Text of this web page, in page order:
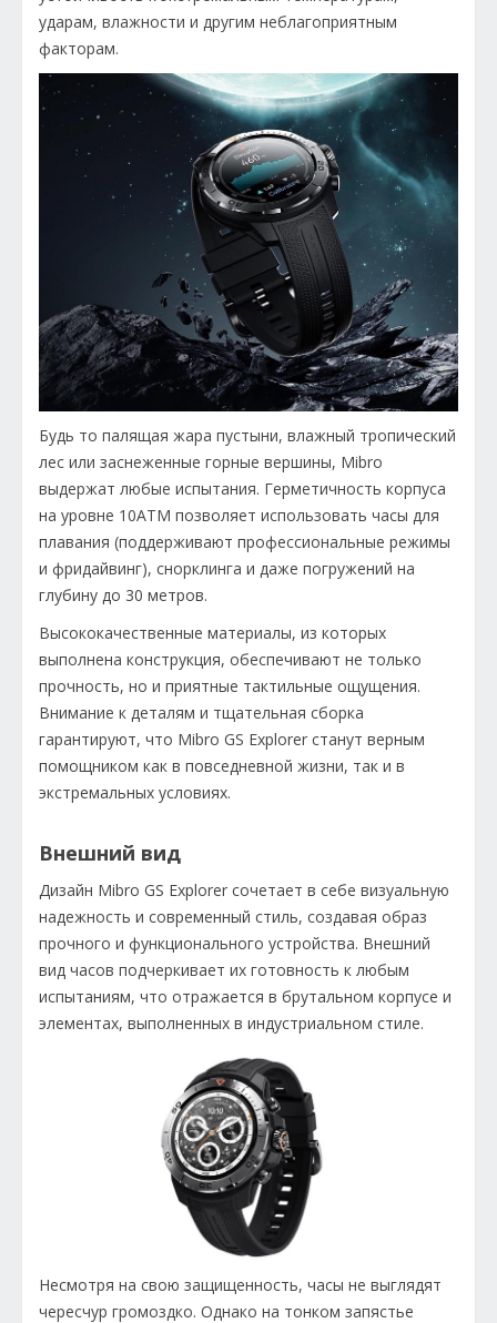
ударам, влажности и другим неблагоприятным
факторам.
Будь то палящая жара пустыни, влажный тропический
лес или заснеженные горные вершины, Mibro
выдержат любые испытания. Герметичность корпуса
на уровне 10ATM позволяет использовать часы для
плавания (поддерживают профессиональные режимы
и фридайвинг), снорклинга и даже погружений на
глубину до 30 метров.
Высококачественные материалы, из которых
выполнена конструкция, обеспечивают не только
прочность, но и приятные тактильные ощущения.
Внимание к деталям и тщательная сборка
гарантируют, что Mibro GS Explorer станут верным
помощником как в повседневной жизни, так и в
экстремальных условиях.
Внешний вид
Дизайн Mibro GS Explorer сочетает в себе визуальную
надежность и современный стиль, создавая образ
прочного и функционального устройства. Внешний
вид часов подчеркивает их готовность к любым
испытаниям, что отражается в брутальном корпусе и
элементах, выполненных в индустриальном стиле.
Несмотря на свою защищенность, часы не выглядят
чересчур громоздко. Однако на тонком запястье